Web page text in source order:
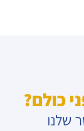
כולם?
שלנו